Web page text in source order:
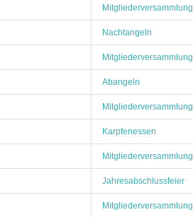
Mitgliederversammlung
Nachtangeln
Mitgliederversammlung
Abangeln
Mitgliederversammlung
Karpfenessen
Mitgliederversammlung
Jahresabschlussfeier
Mitgliederversammlung